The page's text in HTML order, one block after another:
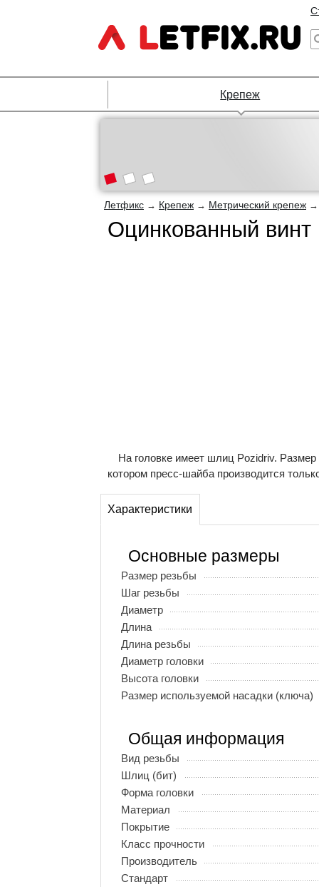
Крепеж
Летфикс → Крепеж → Метрический крепеж
Оцинкованный
На головке имеет шлиц Pozidriv.
котором пресс-шайба производится
Характеристики
Основные размеры
Размер резьбы
Шаг резьбы
Диаметр
Длина
Длина резьбы
Диаметр головки
Высота головки
Размер используемой насадки (ключа)
Общая информация
Вид резьбы
Шлиц (бит)
Форма головки
Материал
Покрытие
Класс прочности
Производитель
Стандарт